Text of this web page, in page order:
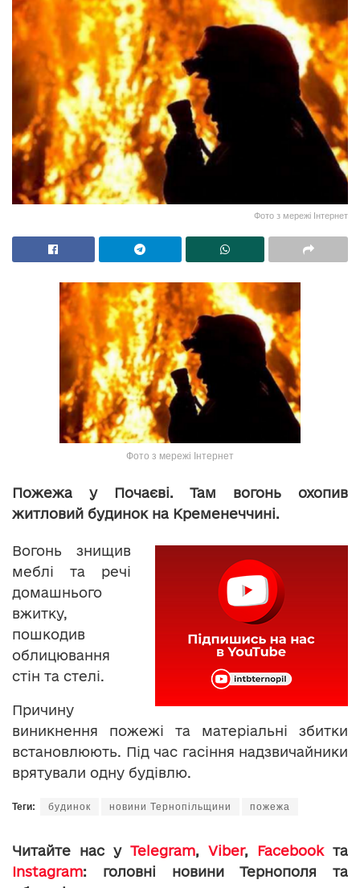
Фото з мережі Інтернет
Фото з мережі Інтернет
Пожежа у Почаєві. Там вогонь охопив
житловий будинок на Кременеччині.
Вогонь знищив
меблі та речі
домашнього
вжитку,
пошкодив
облицювання
стін та стелі.
Причину
виникнення пожежі та матеріальні збитки
встановлюють. Під час гасіння надзвичайники
врятували одну будівлю.
Теги: будинок новини Тернопільщини пожежа
Читайте нас у Telegram, Viber, Facebookта
Instagram: головні новини Тернополя та